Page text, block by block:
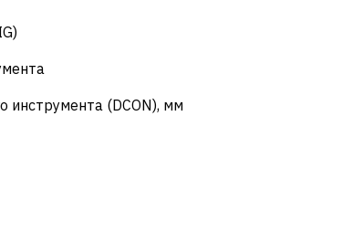
инструмента (DCON), мм